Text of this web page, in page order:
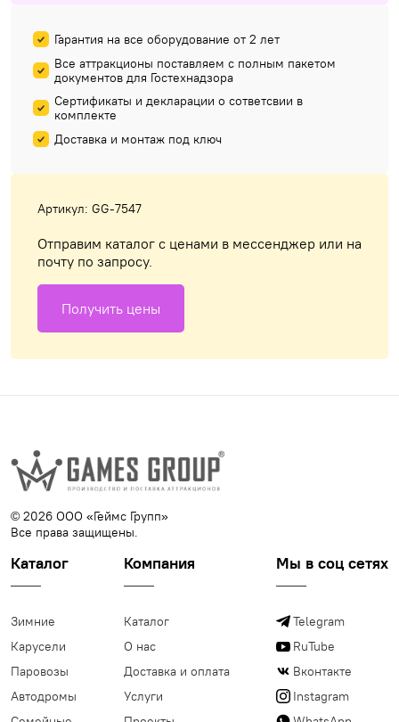
Гарантия на все оборудование от 2 лет
Все аттракционы поставляем с полным пакетом
документов для Гостехнадзора
Сертификаты и декларации о сответсвии в
комплекте
Доставка и монтаж под ключ
Артикул: GG-7547
Отправим каталог с ценами в мессенджер или на
почту по запросу.
Получить цены
© 2026 ООО «Геймс Групп»
Все права защищены.
Каталог
Зимние
Карусели
Паровозы
Автодромы
Компания
Каталог
О нас
Доставка и оплата
Услуги
Мы в соц сетях
Telegram
RuTube
Вконтакте
Instagram